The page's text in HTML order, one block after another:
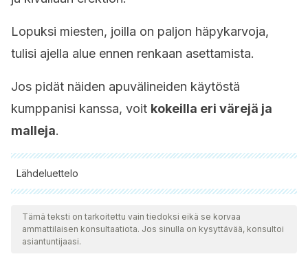
Lopuksi miesten, joilla on paljon häpykarvoja,
tulisi ajella alue ennen renkaan asettamista.
Jos pidät näiden apuvälineiden käytöstä
kumppanisi kanssa, voit kokeilla eri värejä ja
malleja.
Lähdeluettelo
Kaikki lainatut lähteet tarkistettiin perusteellisesti tiimimme
toimesta varmistaaksemme niiden laadun, luotettavuuden,
ajantasaisuuden ja pätevyyden. Tämän artikkelin bibliografia
Tämä teksti on tarkoitettu vain tiedoksi eikä se korvaa
ammattilaisen konsultaatiota. Jos sinulla on kysyttävää, konsultoi
asiantuntijaasi.